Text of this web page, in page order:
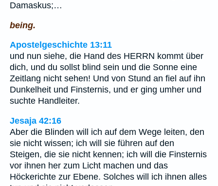
Damaskus;…
being.
Apostelgeschichte 13:11
und nun siehe, die Hand des HERRN kommt über
dich, und du sollst blind sein und die Sonne eine
Zeitlang nicht sehen! Und von Stund an fiel auf ihn
Dunkelheit und Finsternis, und er ging umher und
suchte Handleiter.
Jesaja 42:16
Aber die Blinden will ich auf dem Wege leiten, den
sie nicht wissen; ich will sie führen auf den
Steigen, die sie nicht kennen; ich will die Finsternis
vor ihnen her zum Licht machen und das
Höckerichte zur Ebene. Solches will ich ihnen alles